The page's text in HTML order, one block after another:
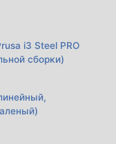
i3 Steel PRO
сборки)